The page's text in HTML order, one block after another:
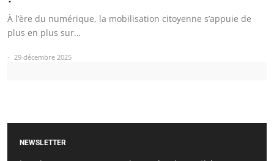
À l’ère du numérique, la mobilisation citoyenne s’appuie de
plus en plus sur…
29 décembre 2025
NEWSLETTER